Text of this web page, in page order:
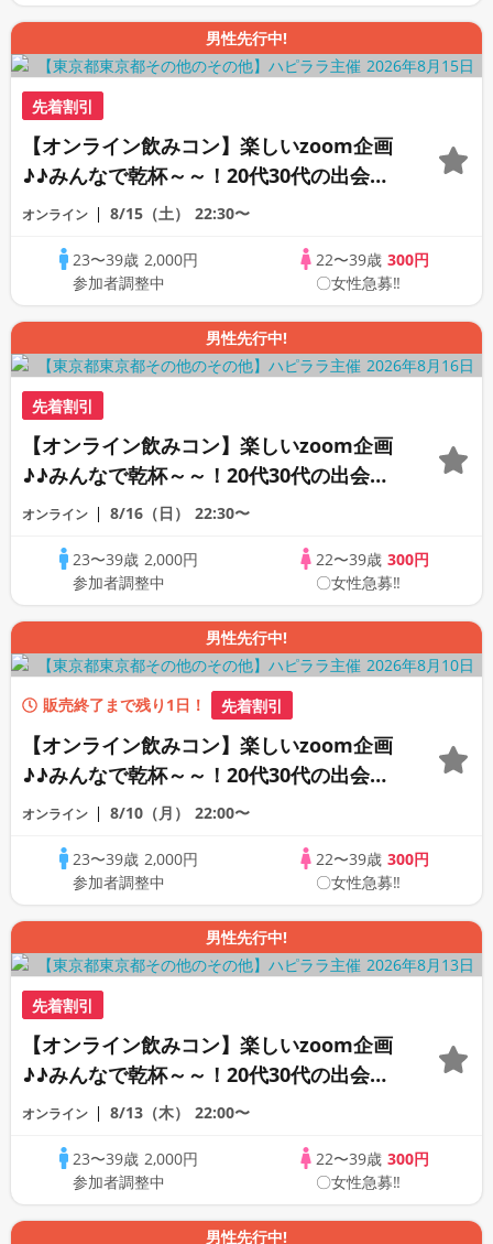
男性先行中!
先着割引
【オンライン飲みコン】楽しいzoom企画
♪♪みんなで乾杯～～！20代30代の出会い
応援♪♪リモートパーティー♪♪友達作りか
う♪☆全国の方が対象☆司会進行あり♪♪♪
オンライン 8/15（土） 22:30〜
23〜39歳 2,000円
参加者調整中
22〜39歳 300円
〇女性急募‼
男性先行中!
先着割引
【オンライン飲みコン】楽しいzoom企画
♪♪みんなで乾杯～～！20代30代の出会い
応援♪♪リモートパーティー♪♪友達作りか
う♪☆全国の方が対象☆司会進行あり♪♪♪
オンライン 8/16（日） 22:30〜
23〜39歳 2,000円
参加者調整中
22〜39歳 300円
〇女性急募‼
男性先行中!
販売終了まで残り1日！ 先着割引
【オンライン飲みコン】楽しいzoom企画
♪♪みんなで乾杯～～！20代30代の出会い
応援♪♪リモートパーティー♪♪友達作りか
う♪☆全国の方が対象☆司会進行あり♪♪♪
オンライン 8/10（月） 22:00〜
23〜39歳 2,000円
参加者調整中
22〜39歳 300円
〇女性急募‼
男性先行中!
先着割引
【オンライン飲みコン】楽しいzoom企画
♪♪みんなで乾杯～～！20代30代の出会い
応援♪♪リモートパーティー♪♪友達作りか
う♪☆全国の方が対象☆司会進行あり♪♪♪
オンライン 8/13（木） 22:00〜
23〜39歳 2,000円
参加者調整中
22〜39歳 300円
〇女性急募‼
男性先行中!